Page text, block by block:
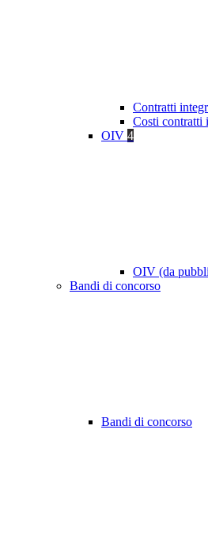
Contratti
Costi contratti
OIV 4
OIV (da
Bandi di concorso
Bandi di concorso